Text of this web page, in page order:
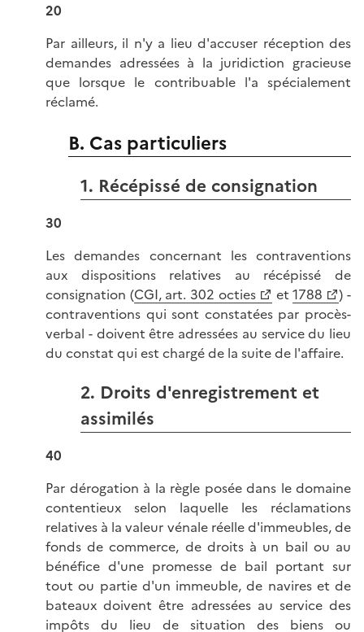
20
Par ailleurs, il n'y a lieu d'accuser réception des
demandes adressées à la juridiction gracieuse
que lorsque le contribuable l'a spécialement
réclamé.
B. Cas particuliers
1. Récépissé de consignation
30
Les demandes concernant les contraventions
aux dispositions relatives au récépissé de
consignation (CGI, art. 302 octies et1788
) -
contraventions qui sont constatées par procès-
verbal - doivent être adressées au service du lieu
du constat qui est chargé de la suite de l'affaire.
2. Droits d'enregistrement et
assimilés
40
Par dérogation à la règle posée dans le domaine
contentieux selon laquelle les réclamations
relatives à la valeur vénale réelle d'immeubles, de
fonds de commerce, de droits à un bail ou au
bénéfice d'une promesse de bail portant sur
tout ou partie d'un immeuble, de navires et de
bateaux doivent être adressées au service des
impôts du lieu de situation des biens ou